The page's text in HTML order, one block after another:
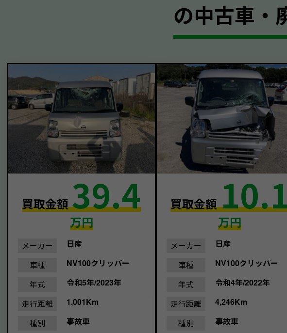
の中古車・
買取金額39.4
万円
メーカー
日産
車種
NV100クリッパー
年式
令和5年/2023年
走行距離
1,001Km
種別
事故車
買取金額
万円
メーカー
日産
車種
NV100クリッパー
年式
令和4年/2022年
走行距離
4,246Km
種別
事故車